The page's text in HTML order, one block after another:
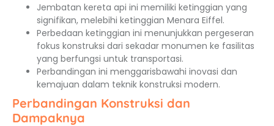
Jembatan kereta api ini memiliki ketinggian yang
signifikan, melebihi ketinggian Menara Eiffel.
Perbedaan ketinggian ini menunjukkan pergeseran
fokus konstruksi dari sekadar monumen ke fasilitas
yang berfungsi untuk transportasi.
Perbandingan ini menggarisbawahi inovasi dan
kemajuan dalam teknik konstruksi modern.
Perbandingan Konstruksi dan
Dampaknya